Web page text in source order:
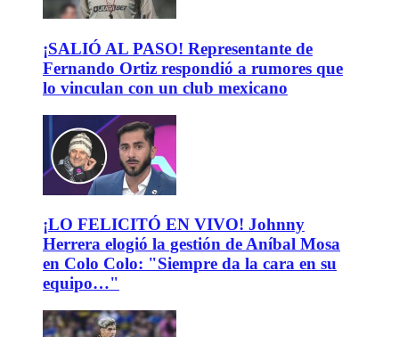
¡SALIÓ AL PASO! Representante de
Fernando Ortiz respondió a rumores que
lo vinculan con un club mexicano
¡LO FELICITÓ EN VIVO! Johnny
Herrera elogió la gestión de Aníbal Mosa
en Colo Colo: "Siempre da la cara en su
equipo…"